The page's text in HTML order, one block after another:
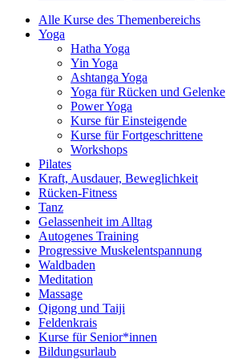
Alle Kurse des Themenbereichs
Yoga
Hatha Yoga
Yin Yoga
Ashtanga Yoga
Yoga für Rücken und Gelenke
Power Yoga
Kurse für Einsteigende
Kurse für Fortgeschrittene
Workshops
Pilates
Kraft, Ausdauer, Beweglichkeit
Rücken-Fitness
Tanz
Gelassenheit im Alltag
Autogenes Training
Progressive Muskelentspannung
Waldbaden
Meditation
Massage
Qigong und Taiji
Feldenkrais
Kurse für Senior*innen
Bildungsurlaub